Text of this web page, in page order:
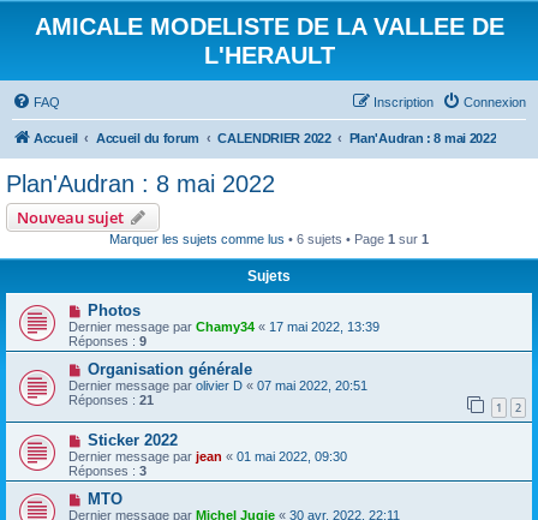
AMICALE MODELISTE DE LA VALLEE DE
L'HERAULT
FAQ Connexion
Inscription
Accueil Accueil du forum CALENDRIER 2022 Plan'Audran : 8 mai 2022
Plan'Audran : 8 mai 2022
Nouveau sujet
Marquer les sujets comme lus • 6 sujets • Page 1 sur 1
Sujets
Photos
Dernier message par Chamy34 « 17 mai 2022, 13:39
Réponses : 9
Organisation générale
Dernier message par olivier D « 07 mai 2022, 20:51
Réponses : 21 1 2
Sticker 2022
Dernier message par jean « 01 mai 2022, 09:30
Réponses : 3
MTO
Dernier message par Michel Jugie « 30 avr. 2022, 22:11